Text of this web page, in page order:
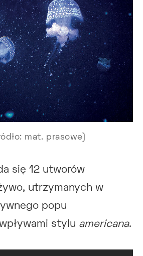
mat. prasowe)
się 12 utworów
utrzymanych w
popu
stylu americana.